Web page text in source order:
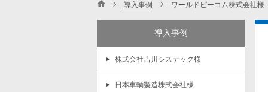
導入事例 ワールドピーコム株式会社様
導入事例
株式会社吉川システック様
日本車輌製造株式会社様